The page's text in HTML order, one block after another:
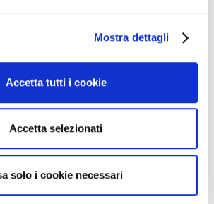
Mostra dettagli
Accetta tutti i cookie
Accetta selezionati
solo i cookie necessari
un percorso di degustazione di
comunicati nei prossimi giorni.
€ 60 per i soci; € 66 per gli ospiti.
di Go Wine al numero di telefono